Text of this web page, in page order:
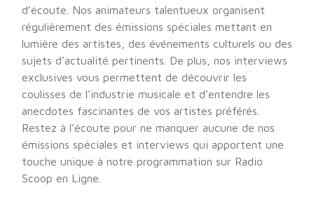
d’écoute. Nos animateurs talentueux organisent
régulièrement des émissions spéciales mettant en
lumière des artistes, des événements culturels ou des
sujets d’actualité pertinents. De plus, nos interviews
exclusives vous permettent de découvrir les
coulisses de l’industrie musicale et d’entendre les
anecdotes fascinantes de vos artistes préférés.
Restez à l’écoute pour ne manquer aucune de nos
émissions spéciales et interviews qui apportent une
touche unique à notre programmation sur Radio
Scoop en Ligne.